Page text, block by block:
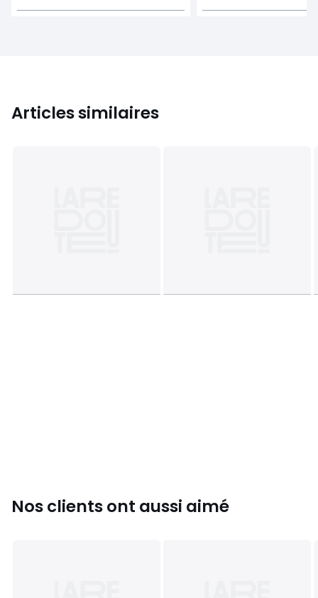
Articles similaires
Nos clients ont aussi aimé